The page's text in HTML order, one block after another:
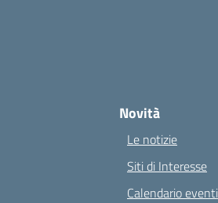
Novità
Le notizie
Siti di Interesse
Calendario eventi